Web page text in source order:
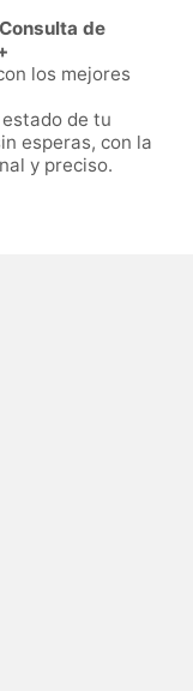
Consulta de
los mejores
de tu
esperas, con la
y preciso.